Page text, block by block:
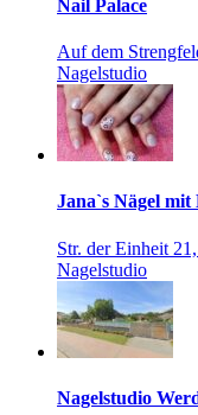
Nail Palace
Auf dem
Nagelstudio
Jana`s Nägel mit
Str. der Einheit
Nagelstudio
Nagelstudio